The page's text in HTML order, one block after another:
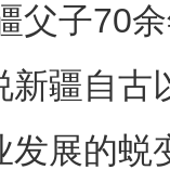
父子70
新疆自古
发展的蜕